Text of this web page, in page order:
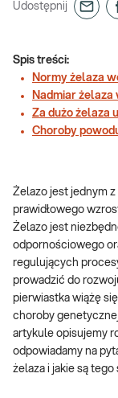
Udostępnij
Spis treści:
Normy żelaza
Nadmiar żelaza
Za dużo żelaza
Choroby
Żelazo jest jednym
prawidłowego
Żelazo jest
odpornościowego
regulujących
prowadzić do
pierwiastka wiążę
choroby
artykule opisujemy
odpowiadamy na
żelaza i jakie są